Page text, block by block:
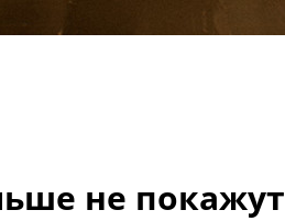
не покажут